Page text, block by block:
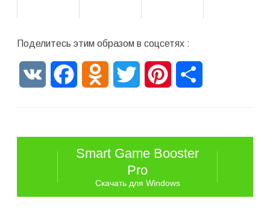
Поделитесь этим образом в соцсетях :
VK FacebookOdnoklassniki
Twitter Pinterest
Smart Game Booster
Pro
Скачать для Windows